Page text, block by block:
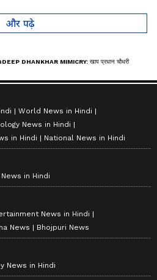
और पढ़े
JAGDEEP DHANKHAR MIMICRY: खाप प्रधान चौधरी सुरेंद्र सोलंकी का अल्टीमेटम, मांफी मांग ले नहीं तो...- WATCH VIDEO
World News in Hindi
News in Hindi
in Hindi National News in Hindi
in Hindi
News in Hindi
News Bhojpuri News
News in Hindi